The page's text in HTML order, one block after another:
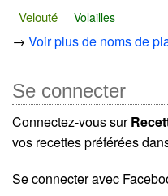
Velouté
Volailles
→ Voir plus de noms de
Se connecter
Connectez-vous sur
vos recettes préférées
Se connecter avec